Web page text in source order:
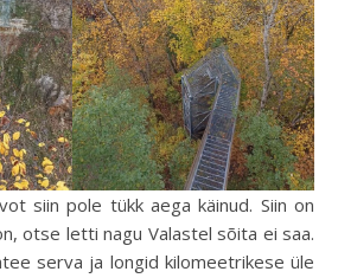
siin pole tükk aega käinud. Siin on
otse letti nagu Valastel sõita ei saa.
serva ja longid kilomeetrikese üle